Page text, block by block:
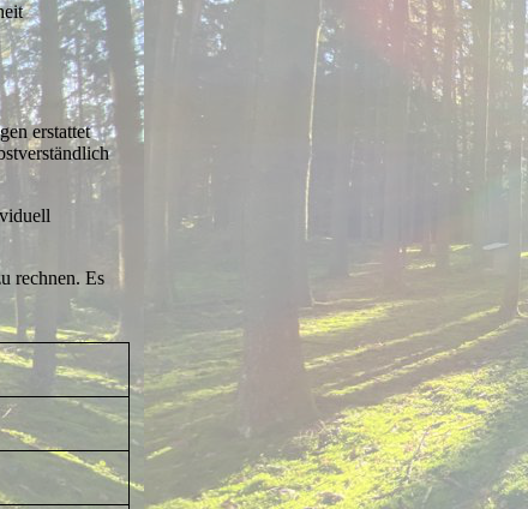
erstattet
rechnen. Es